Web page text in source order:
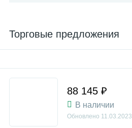
Торговые предложения
88 145 ₽
В наличии
Обновлено 11.03.2023